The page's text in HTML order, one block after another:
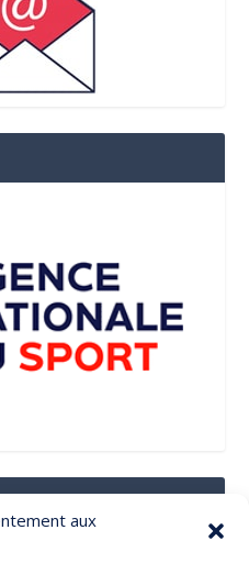
aux
Sociaux